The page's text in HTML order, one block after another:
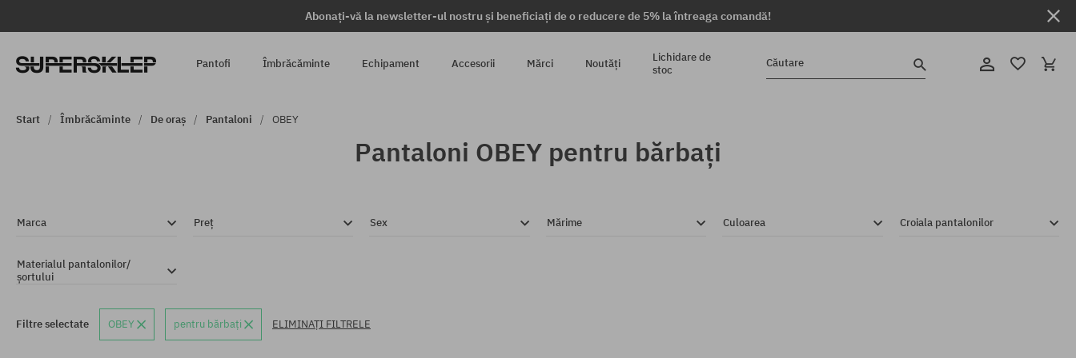
Abonați-vă la newsletter-ul nostru și beneficiați de o reducere de 5% la întreaga comandă!
Pantofi Îmbrăcăminte Echipament Accesorii Mărci Noutăți
Lichidare de
stoc
Căutare
Start Îmbrăcăminte De oraș Pantaloni OBEY
Pantaloni OBEY pentru bărbați
Marca Preț Sex Mărime Culoarea Croiala pantalonilor
Materialul pantalonilor/
șortului
Filtre selectate OBEY pentru bărbați ELIMINAȚI FILTRELE